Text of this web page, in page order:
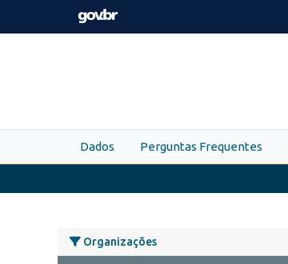
Skip to main content
Dados Perguntas Frequentes
Organizações